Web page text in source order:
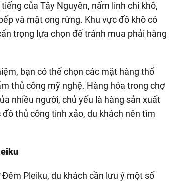
của Tây Nguyên, nấm linh chi khô,
và mật ong rừng. Khu vực đồ khô có
trọng lựa chọn để tránh mua phải hàng
bạn có thể chọn các mặt hàng thổ
thủ công mỹ nghệ. Hàng hóa trong chợ
nhiều người, chủ yếu là hàng sản xuất
thủ công tinh xảo, du khách nên tìm
Pleiku, du khách cần lưu ý một số